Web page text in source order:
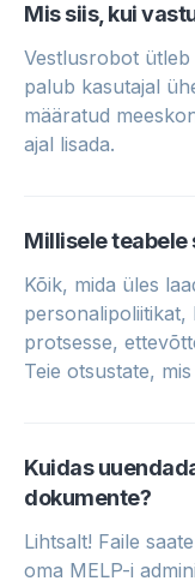
Mis siis, kui
Vestlusrobot ütleb
palub kasutajal
määratud
ajal lisada.
Millisele
Kõik, mida üles
personalipoliitikat,
protsesse,
Teie otsustate,
Kuidas
dokumente?
Lihtsalt! Faile
oma MELP-i